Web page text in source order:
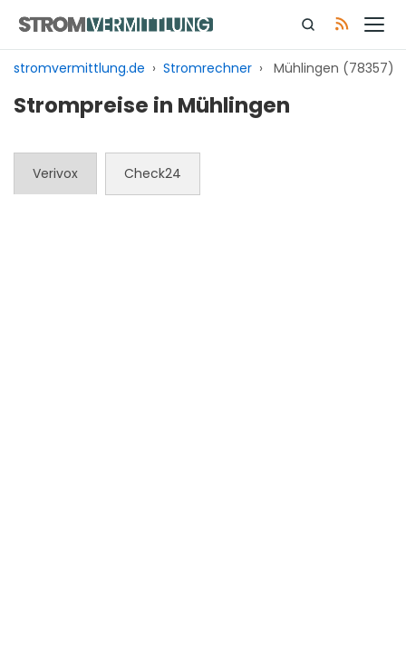
Inhalt
springen
stromvermittlung.de › Stromrechner › Mühlingen (78357)
Strompreise in Mühlingen
Verivox Check24